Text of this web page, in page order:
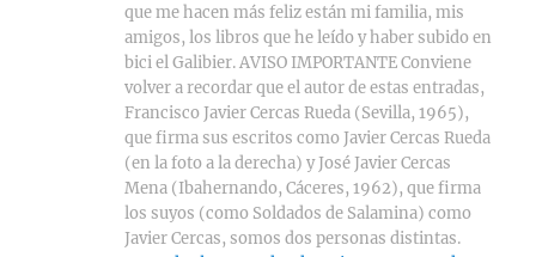
que me hacen más feliz están mi familia, mis
amigos, los libros que he leído y haber subido en
bici el Galibier. AVISO IMPORTANTE Conviene
volver a recordar que el autor de estas entradas,
Francisco Javier Cercas Rueda (Sevilla, 1965),
que firma sus escritos como Javier Cercas Rueda
(en la foto a la derecha) y José Javier Cercas
Mena (Ibahernando, Cáceres, 1962), que firma
los suyos (como Soldados de Salamina) como
Javier Cercas, somos dos personas distintas.